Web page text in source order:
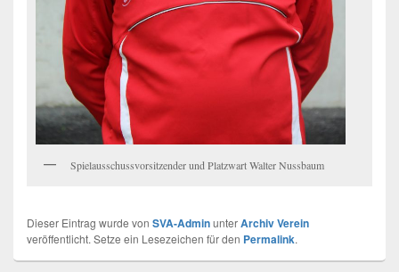
Spielausschussvorsitzender und Platzwart Walter Nussbaum
Dieser Eintrag wurde von SVA-AdminunterArchiv Verein
veröffentlicht. Setze ein Lesezeichen für den Permalink.